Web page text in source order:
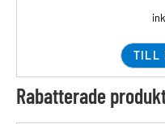
TILL
Rabatterade